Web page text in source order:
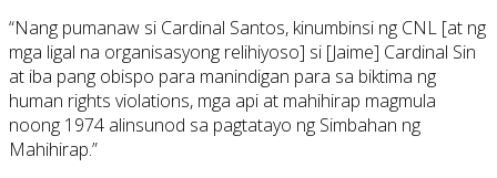
“Nang pumanaw si Cardinal Santos, kinumbinsi ng CNL [at ng
mga ligal na organisasyong relihiyoso] si [Jaime] Cardinal Sin
at iba pang obispo para manindigan para sa biktima ng
human rights violations, mga api at mahihirap magmula
noong 1974 alinsunod sa pagtatayo ng Simbahan ng
Mahihirap.”